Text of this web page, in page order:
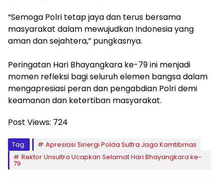
“Semoga Polri tetap jaya dan terus bersama
masyarakat dalam mewujudkan Indonesia yang
aman dan sejahtera,” pungkasnya.
Peringatan Hari Bhayangkara ke-79 ini menjadi
momen refleksi bagi seluruh elemen bangsa dalam
mengapresiasi peran dan pengabdian Polri demi
keamanan dan ketertiban masyarakat.
Post Views: 724
Tag:
Apresiasi Sinergi Polda Sultra Jaga Kamtibmas
Rektor Unsultra Ucapkan Selamat Hari Bhayangkara ke-
79